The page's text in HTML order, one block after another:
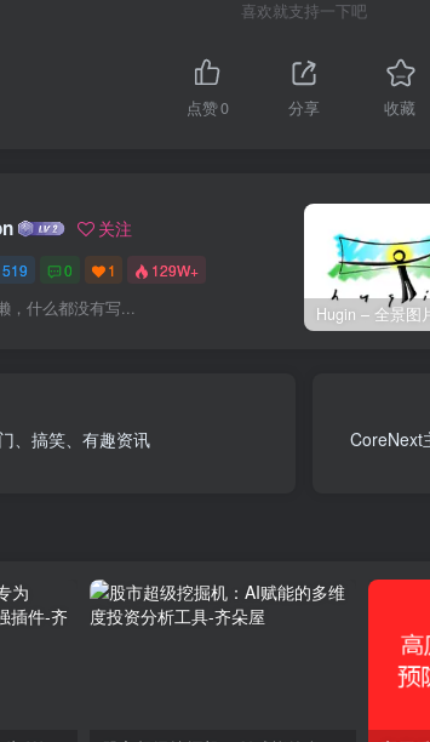
喜欢就支持一下吧
点赞0 分享 收藏
关注
519 0 1 129W+
，什么都没有写...
、搞笑、有趣资讯
CoreNext